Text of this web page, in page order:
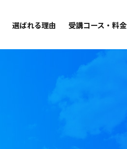
選ばれる理由 受講コース・料金